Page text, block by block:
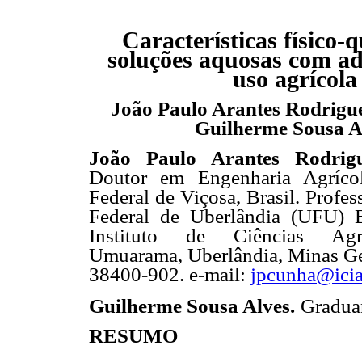
Características físico-
soluções aquosas com
uso agrícola
João Paulo Arantes
Guilherme Sousa
João Paulo Arantes
Doutor em Engenharia
Federal de Viçosa, Brasil.
Federal de Uberlândia (UFU)
Instituto de Ciências
Umuarama, Uberlândia, Minas
38400-902. e-mail:
Guilherme Sousa Alves.
RESUMO